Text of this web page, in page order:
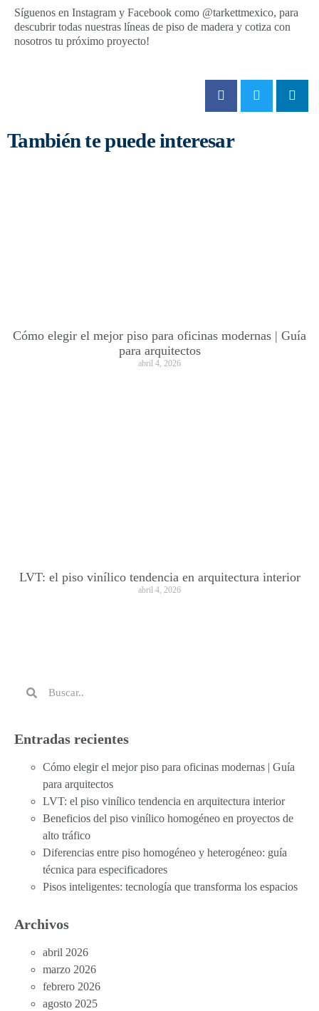
Síguenos en Instagram y Facebook como @tarkettmexico, para
descubrir todas nuestras líneas de piso de madera y cotiza con
nosotros tu próximo proyecto!
También te puede interesar
Cómo elegir el mejor piso para oficinas modernas | Guía
para arquitectos
abril 4, 2026
LVT: el piso vinílico tendencia en arquitectura interior
abril 4, 2026
Entradas recientes
Cómo elegir el mejor piso para oficinas modernas | Guía
para arquitectos
LVT: el piso vinílico tendencia en arquitectura interior
Beneficios del piso vinílico homogéneo en proyectos de
alto tráfico
Diferencias entre piso homogéneo y heterogéneo: guía
técnica para especificadores
Pisos inteligentes: tecnología que transforma los espacios
Archivos
abril 2026
marzo 2026
febrero 2026
agosto 2025